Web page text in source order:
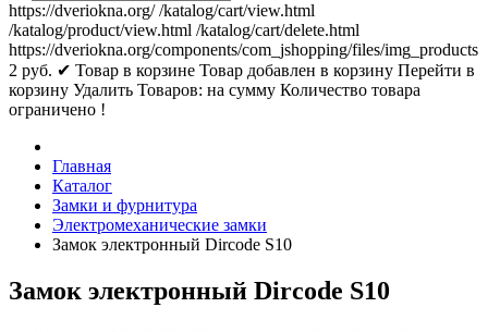
https://dveriokna.org/ /katalog/cart/view.html
/katalog/product/view.html /katalog/cart/delete.html
https://dveriokna.org/components/com_jshopping/files/img_products
2 руб. ✔ Товар в корзине Товар добавлен в корзину Перейти в
корзину Удалить Товаров: на сумму Количество товара
ограничено !
Главная
Каталог
Замки и фурнитура
Электромеханические замки
Замок электронный Dircode S10
Замок электронный Dircode S10